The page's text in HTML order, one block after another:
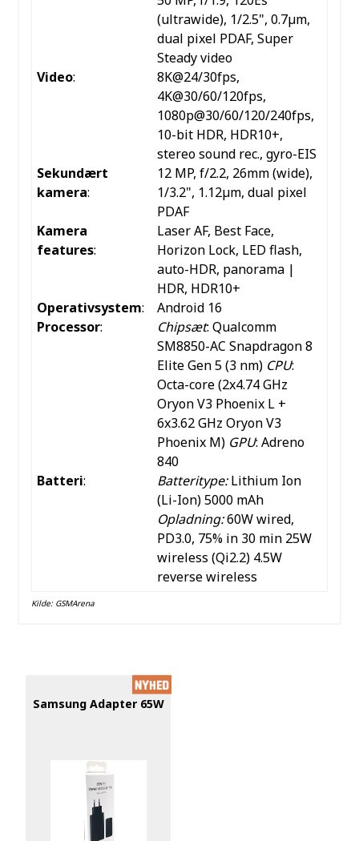
(ultrawide), 1/2.5", 0.7µm,
dual pixel PDAF, Super
Steady video
Video:
8K@24/30fps,
4K@30/60/120fps,
1080p@30/60/120/240fps,
10-bit HDR, HDR10+,
stereo sound rec., gyro-EIS
Sekundært
kamera:
12 MP, f/2.2, 26mm (wide),
1/3.2", 1.12µm, dual pixel
PDAF
Kamera
features:
Laser AF, Best Face,
Horizon Lock, LED flash,
auto-HDR, panorama |
HDR, HDR10+
Operativsystem:
Android 16
Processor: Chipsæt: Qualcomm
SM8850-AC Snapdragon 8
Elite Gen 5 (3 nm) CPU:
Octa-core (2x4.74 GHz
Oryon V3 Phoenix L +
6x3.62 GHz Oryon V3
Phoenix M) GPU: Adreno
840
Batteri: Batteritype:Lithium Ion
(Li-Ion) 5000 mAh
Opladning:60W wired,
PD3.0, 75% in 30 min 25W
wireless (Qi2.2) 4.5W
reverse wireless
Kilde: GSMArena
Samsung Adapter 65W